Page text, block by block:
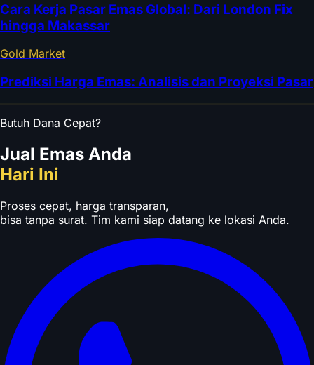
Cara Kerja Pasar Emas Global: Dari London Fix
hingga Makassar
Gold Market
Prediksi Harga Emas: Analisis dan Proyeksi Pasar
Butuh Dana Cepat?
Jual Emas Anda
Hari Ini
Proses cepat, harga transparan,
bisa tanpa surat. Tim kami siap datang ke lokasi Anda.